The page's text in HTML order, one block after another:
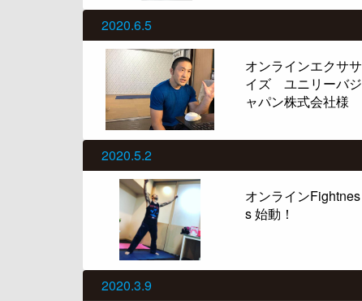
2020.6.5
オンラインエクササ
イズ ユニリーバジ
ャパン株式会社様
2020.5.2
オンラインFightnes
s 始動！
2020.3.9